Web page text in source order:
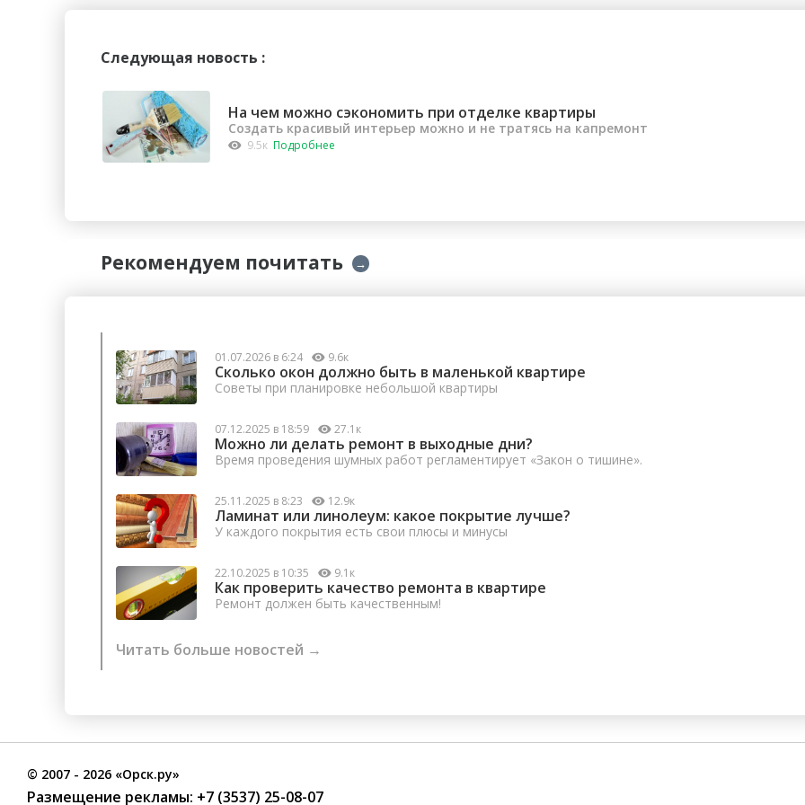
Следующая новость :
На чем можно сэкономить при отделке квартиры
Создать красивый интерьер можно и не тратясь на капремонт
9.5к Подробнее
Рекомендуем почитать →
01.07.2026 в 6:24 9.6к
Сколько окон должно быть в маленькой квартире
Советы при планировке небольшой квартиры
07.12.2025 в 18:59 27.1к
Можно ли делать ремонт в выходные дни?
Время проведения шумных работ регламентирует «Закон о тишине».
25.11.2025 в 8:23 12.9к
Ламинат или линолеум: какое покрытие лучше?
У каждого покрытия есть свои плюсы и минусы
22.10.2025 в 10:35 9.1к
Как проверить качество ремонта в квартире
Ремонт должен быть качественным!
Читать больше новостей →
© 2007 - 2026 «Орск.ру»
Размещение рекламы: +7 (3537) 25-08-07